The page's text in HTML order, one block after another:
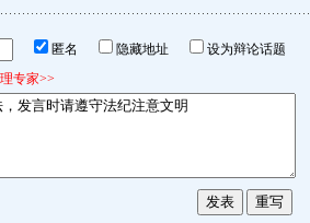
匿名 隐藏地址
设为辩论话题
专家>>